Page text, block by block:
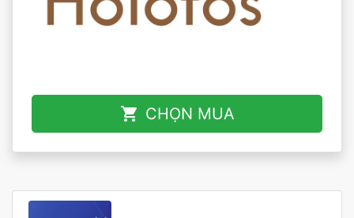
shopping_cart CHỌN MUA